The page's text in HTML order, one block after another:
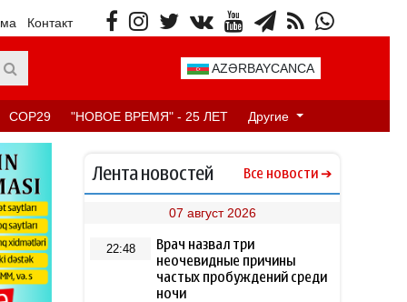
Контакт
AZƏRBAYCANCA
COP29 "НОВОЕ ВРЕМЯ" - 25 ЛЕТ Другие
Лента новостей Все новости
07 август 2026
22:48
Врач назвал три
неочевидные причины
частых пробуждений среди
ночи